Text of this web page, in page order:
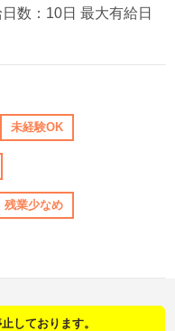
数：10日 最大有給日
未経験OK
残業少なめ
しております。